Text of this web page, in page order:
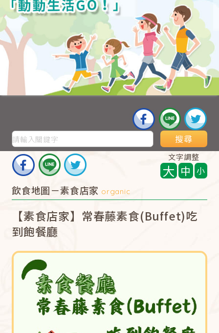
搜尋
文字調整
大 中 小
飲食地圖－素食店家 organic
【素食店家】常春藤素食(Buffet)吃
到飽餐廳